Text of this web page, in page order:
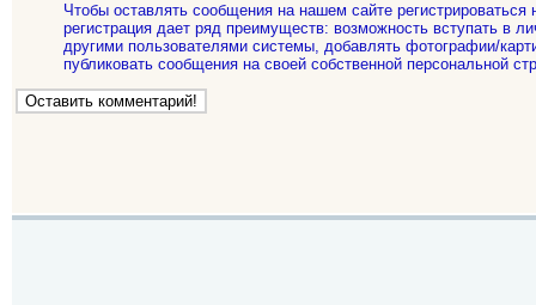
Чтобы оставлять сообщения на нашем сайте регистрироваться
регистрация дает ряд преимуществ: возможность вступать в
другими пользователями системы, добавлять фотографии/
публиковать сообщения на своей собственной персональной